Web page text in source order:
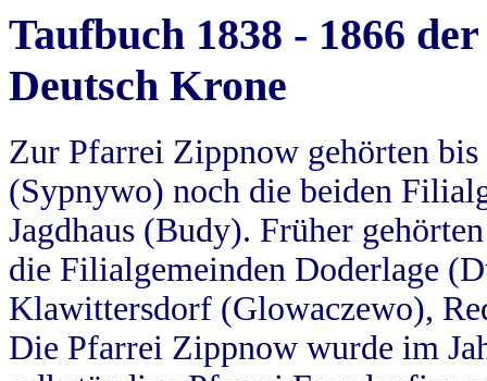
Taufbuch 1838 - 1866
Deutsch Krone
Zur Pfarrei Zippnow gehörten
(Sypnywo) noch die beiden
Jagdhaus (Budy). Früher
die Filialgemeinden Doderlage
Klawittersdorf (Glowaczewo),
Die Pfarrei Zippnow wurde im